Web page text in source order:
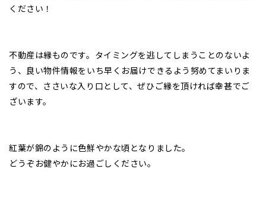
ください！
不動産は縁ものです。タイミングを逃してしまうことのないよ
う、良い物件情報をいち早くお届けできるよう努めてまいりま
すので、ささいな入り口として、ぜひご縁を頂ければ幸甚でご
ざいます。
紅葉が錦のように色鮮やかな頃となりました。
どうぞお健やかにお過ごしください。